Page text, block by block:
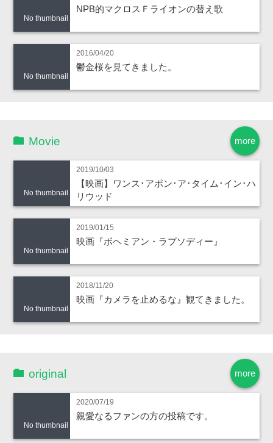
No thumbnail
NPB的マクロスＦライオンの替え歌
No thumbnail
2016/04/20
鬱金桜を見てきました。
more
Movie
No thumbnail
2019/10/03
【映画】ワンス･アポン･ア･タイム･イン･ハ
リウッド
No thumbnail
2019/01/15
映画『ボヘミアン・ラプソディー』
No thumbnail
2018/11/20
映画『カメラを止めるな』観てきました。
more
original
No thumbnail
2020/07/19
親愛なるファンの方の投稿です。